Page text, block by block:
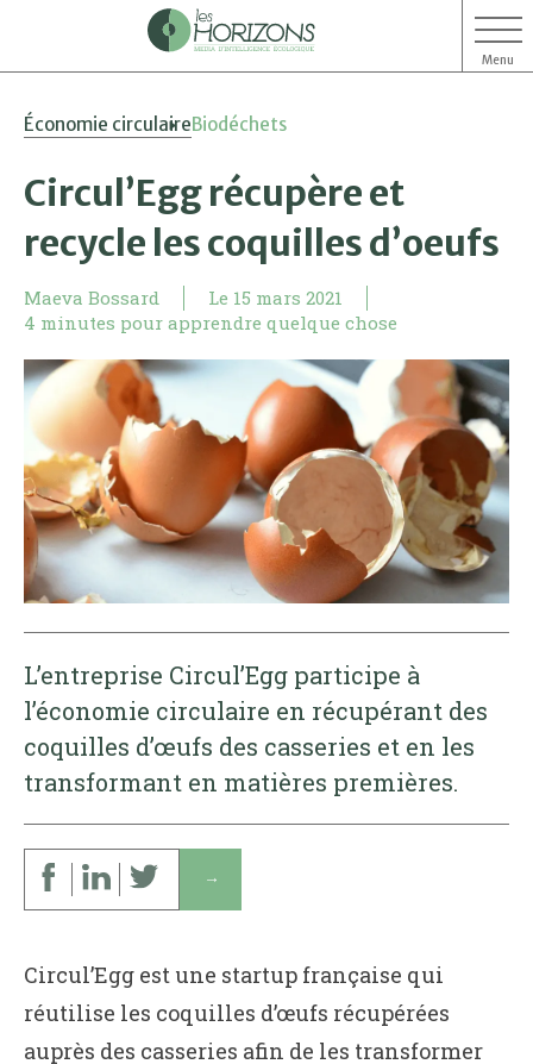
Menu
Économie circulaireBiodéchets
Circul’Egg récupère et
recycle les coquilles d’oeufs
Maeva Bossard Le 15 mars 2021
4 minutes pour apprendre quelque chose
L’entreprise Circul’Egg participe à
l’économie circulaire en récupérant des
coquilles d’œufs des casseries et en les
transformant en matières premières.
↓
Circul’Egg est une startup française qui
réutilise les coquilles d’œufs récupérées
auprès des casseries afin de les transformer